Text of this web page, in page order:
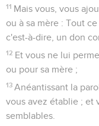
11 Mais vous, vous
ou à sa mère : Tout
c'est-à-dire, un don
12 Et vous ne lui
ou pour sa mère ;
13 Anéantissant la
vous avez établie ; et
semblables.